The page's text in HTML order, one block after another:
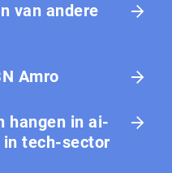
van andere
Amro
hangen in ai-
tech-sector